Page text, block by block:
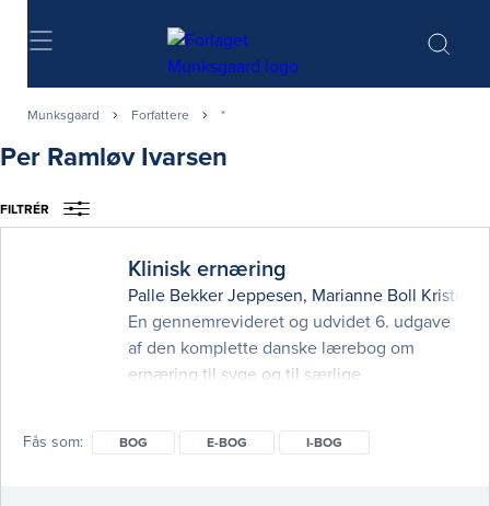
Søg
Munksgaard Forfattere *
Per Ramløv Ivarsen
FILTRÉR
Klinisk ernæring
Palle Bekker Jeppesen, Marianne Boll
En gennemrevideret og udvidet 6. udgave
af den komplette danske lærebog om
ernæring til syge og til særlige
sygeplejerske, kan du anvende denne bog,
Fås som BOG E-BOG I-BOG